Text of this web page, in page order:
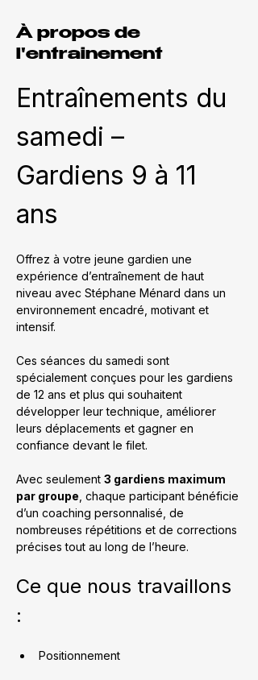
À propos de
l'entrainement
Entraînements du
samedi –
Gardiens 9 à 11
ans
Offrez à votre jeune gardien une
expérience d’entraînement de haut
niveau avec Stéphane Ménard dans un
environnement encadré, motivant et
intensif.
Ces séances du samedi sont
spécialement conçues pour les gardiens
de 12 ans et plus qui souhaitent
développer leur technique, améliorer
leurs déplacements et gagner en
confiance devant le filet.
Avec seulement 3 gardiens maximum
par groupe , chaque participant bénéficie
d’un coaching personnalisé, de
nombreuses répétitions et de corrections
précises tout au long de l’heure.
Ce que nous travaillons
:
Positionnement